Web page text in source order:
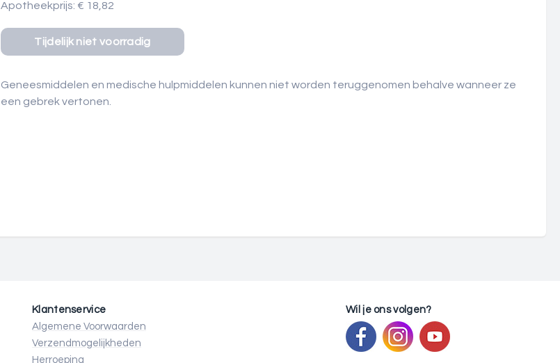
Apotheekprijs: € 18,82
Geneesmiddelen en medische hulpmiddelen kunnen niet worden teruggenomen behalve wanneer ze
een gebrek vertonen.
Klantenservice
Algemene Voorwaarden
Verzendmogelijkheden
Herroeping
Wil je ons volgen?